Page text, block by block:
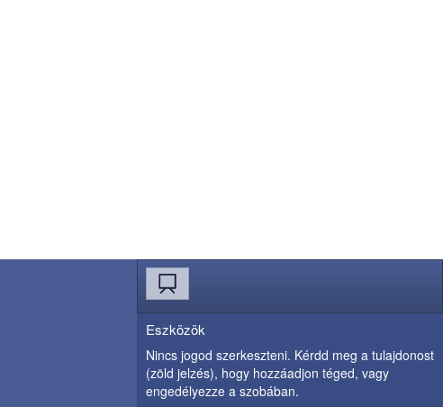
Eszközök
Nincs jogod szerkeszteni. Kérdd meg a tulajdonost
(zöld jelzés), hogy hozzáadjon téged, vagy
engedélyezze a szobában.